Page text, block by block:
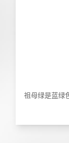
祖母绿是蓝绿